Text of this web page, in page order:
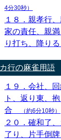
4分30秒）
１８．親孝行
家の責任、親
り打ち、降り
カ行の麻雀用語
１９．会社、
ト、返り東、
合
（約6分10秒）
２０．確和了
了り、片手倒